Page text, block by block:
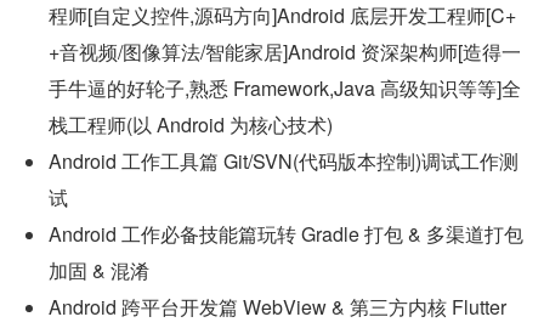
程师[自定义控件,源码方向]Android 底层开发工程师[C+
+音视频/图像算法/智能家居]Android 资深架构师[造得一
手牛逼的好轮子,熟悉 Framework,Java 高级知识等等]全
栈工程师(以 Android 为核心技术)
Android 工作工具篇 Git/SVN(代码版本控制)调试工作测
试
Android 工作必备技能篇玩转 Gradle 打包 & 多渠道打包
加固 & 混淆
Android 跨平台开发篇 WebView & 第三方内核 Flutter